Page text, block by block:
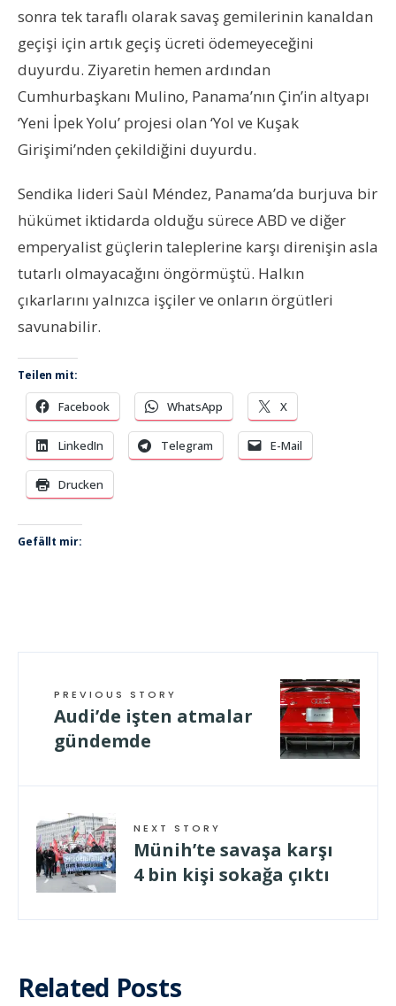
sonra tek taraflı olarak savaş gemilerinin kanaldan
geçişi için artık geçiş ücreti ödemeyeceğini
duyurdu. Ziyaretin hemen ardından
Cumhurbaşkanı Mulino, Panama’nın Çin’in altyapı
‘Yeni İpek Yolu’ projesi olan ‘Yol ve Kuşak
Girişimi’nden çekildiğini duyurdu.
Sendika lideri Saùl Méndez, Panama’da burjuva bir
hükümet iktidarda olduğu sürece ABD ve diğer
emperyalist güçlerin taleplerine karşı direnişin asla
tutarlı olmayacağını öngörmüştü. Halkın
çıkarlarını yalnızca işçiler ve onların örgütleri
savunabilir.
Teilen mit:
Facebook WhatsApp X
LinkedIn Telegram E-Mail
Drucken
Gefällt mir:
PREVIOUS STORY
Audi’de işten atmalar
gündemde
NEXT STORY
Münih’te savaşa karşı
4 bin kişi sokağa çıktı
Related Posts